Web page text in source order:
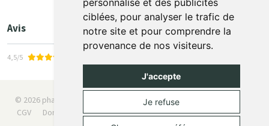
personnalisé et des publicités
ciblées, pour analyser le trafic de
notre site et pour comprendre la
provenance de nos visiteurs.
J'accepte
Je refuse
Avis
4,5/5
Livraison à domicile
Livraison en Point Relais
© 2026 pharmaone.be Tous droits réservés
CGV
Données personnelles Cookies
Préférences Cookies